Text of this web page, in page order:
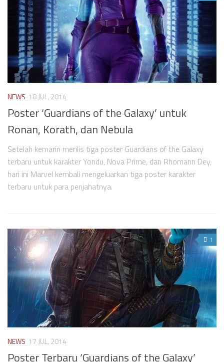
NEWS 18 JUL, 2014
Poster ‘Guardians of the Galaxy’ untuk
Ronan, Korath, dan Nebula
Setelah kemarin merilis tiga poster Guardians of the Galaxy
terbaru untuk karakter Yondu, Nova Prime, dan Rhomann Dey,
hari ini Marvel kembali mengeluarkan tiga poster karakter
terbaru untuk para penjahatnya.
1
NEWS 17 JUL, 2014
Poster Terbaru ‘Guardians of the Galaxy’